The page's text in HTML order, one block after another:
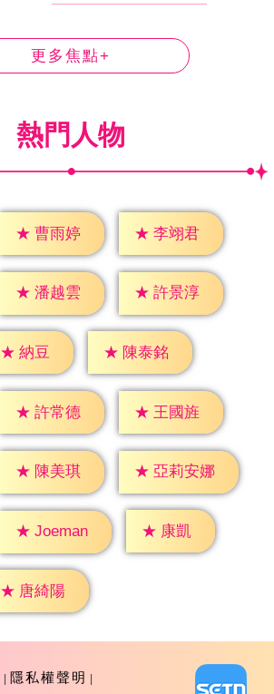
更多焦點+
熱門人物
★ 曹雨婷 ★ 李翊君
★ 潘越雲 ★ 許景淳
★ 納豆 ★ 陳泰銘
★ 許常德 ★ 王國旌
★ 陳美琪 ★ 亞莉安娜
★ Joeman ★ 康凱
★ 唐綺陽
隱私權聲明